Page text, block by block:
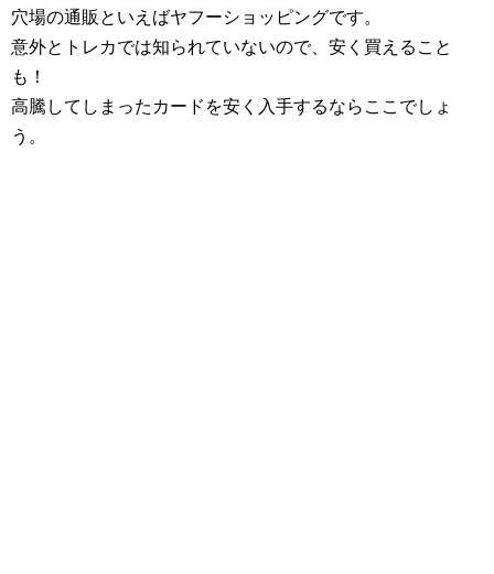
穴場の通販といえばヤフーショッピングです。
意外とトレカでは知られていないので、安く買えること
も！
高騰してしまったカードを安く入手するならここでしょ
う。